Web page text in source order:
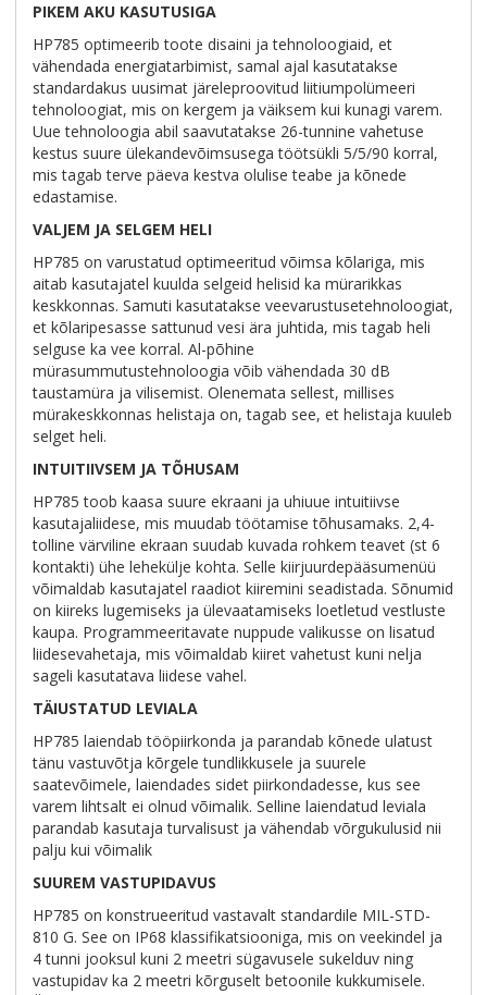
PIKEM AKU KASUTUSIGA
HP785 optimeerib toote disaini ja tehnoloogiaid, et
vähendada energiatarbimist, samal ajal kasutatakse
standardakus uusimat järeleproovitud liitiumpolümeeri
tehnoloogiat, mis on kergem ja väiksem kui kunagi varem.
Uue tehnoloogia abil saavutatakse 26-tunnine vahetuse
kestus suure ülekandevõimsusega töötsükli 5/5/90 korral,
mis tagab terve päeva kestva olulise teabe ja kõnede
edastamise.
VALJEM JA SELGEM HELI
HP785 on varustatud optimeeritud võimsa kõlariga, mis
aitab kasutajatel kuulda selgeid helisid ka mürarikkas
keskkonnas. Samuti kasutatakse veevarustusetehnoloogiat,
et kõlaripesasse sattunud vesi ära juhtida, mis tagab heli
selguse ka vee korral. Al-põhine
mürasummutustehnoloogia võib vähendada 30 dB
taustamüra ja vilisemist. Olenemata sellest, millises
mürakeskkonnas helistaja on, tagab see, et helistaja kuuleb
selget heli.
INTUITIIVSEM JA TÕHUSAM
HP785 toob kaasa suure ekraani ja uhiuue intuitiivse
kasutajaliidese, mis muudab töötamise tõhusamaks. 2,4-
tolline värviline ekraan suudab kuvada rohkem teavet (st 6
kontakti) ühe lehekülje kohta. Selle kiirjuurdepääsumenüü
võimaldab kasutajatel raadiot kiiremini seadistada. Sõnumid
on kiireks lugemiseks ja ülevaatamiseks loetletud vestluste
kaupa. Programmeeritavate nuppude valikusse on lisatud
liidesevahetaja, mis võimaldab kiiret vahetust kuni nelja
sageli kasutatava liidese vahel.
TÄIUSTATUD LEVIALA
HP785 laiendab tööpiirkonda ja parandab kõnede ulatust
tänu vastuvõtja kõrgele tundlikkusele ja suurele
saatevõimele, laiendades sidet piirkondadesse, kus see
varem lihtsalt ei olnud võimalik. Selline laiendatud leviala
parandab kasutaja turvalisust ja vähendab võrgukulusid nii
palju kui võimalik
SUUREM VASTUPIDAVUS
HP785 on konstrueeritud vastavalt standardile MIL-STD-
810 G. See on IP68 klassifikatsiooniga, mis on veekindel ja
4 tunni jooksul kuni 2 meetri sügavusele sukelduv ning
vastupidav ka 2 meetri kõrguselt betoonile kukkumisele.